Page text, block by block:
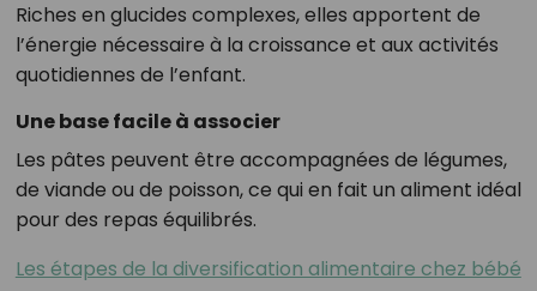
Riches en glucides complexes, elles apportent de
l’énergie nécessaire à la croissance et aux activités
quotidiennes de l’enfant.
Une base facile à associer
Les pâtes peuvent être accompagnées de légumes,
de viande ou de poisson, ce qui en fait un aliment idéal
pour des repas équilibrés.
Les étapes de la diversification alimentaire chez bébé